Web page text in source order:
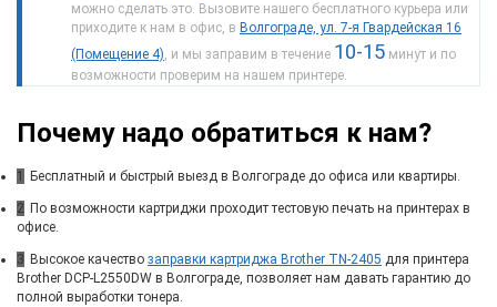
можно сделать это. Вызовите нашего бесплатного курьера или
приходите к нам в офис, в Волгограде, ул. 7-я Гвардейская 16
(Помещение 4), и мы заправим в течение 10-15 минут и по
возможности проверим на нашем принтере.
Почему надо обратиться к нам?
1 Бесплатный и быстрый выезд в Волгограде до офиса или квартиры.
2 По возможности картриджи проходит тестовую печать на принтерах в
офисе.
3 Высокое качество заправки картриджа Brother TN-2405 для принтера
Brother DCP-L2550DW в Волгограде, позволяет нам давать гарантию до
полной выработки тонера.